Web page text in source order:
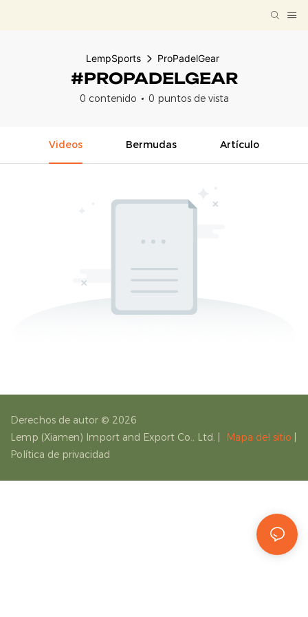
LempSports ProPadelGear
#PROPADELGEAR
0 contenido 0 puntos de vista
Videos Bermudas Artículo
Derechos de autor © 2026
Lemp (Xiamen) Import and Export Co., Ltd.
Mapa del sitio
Política de privacidad